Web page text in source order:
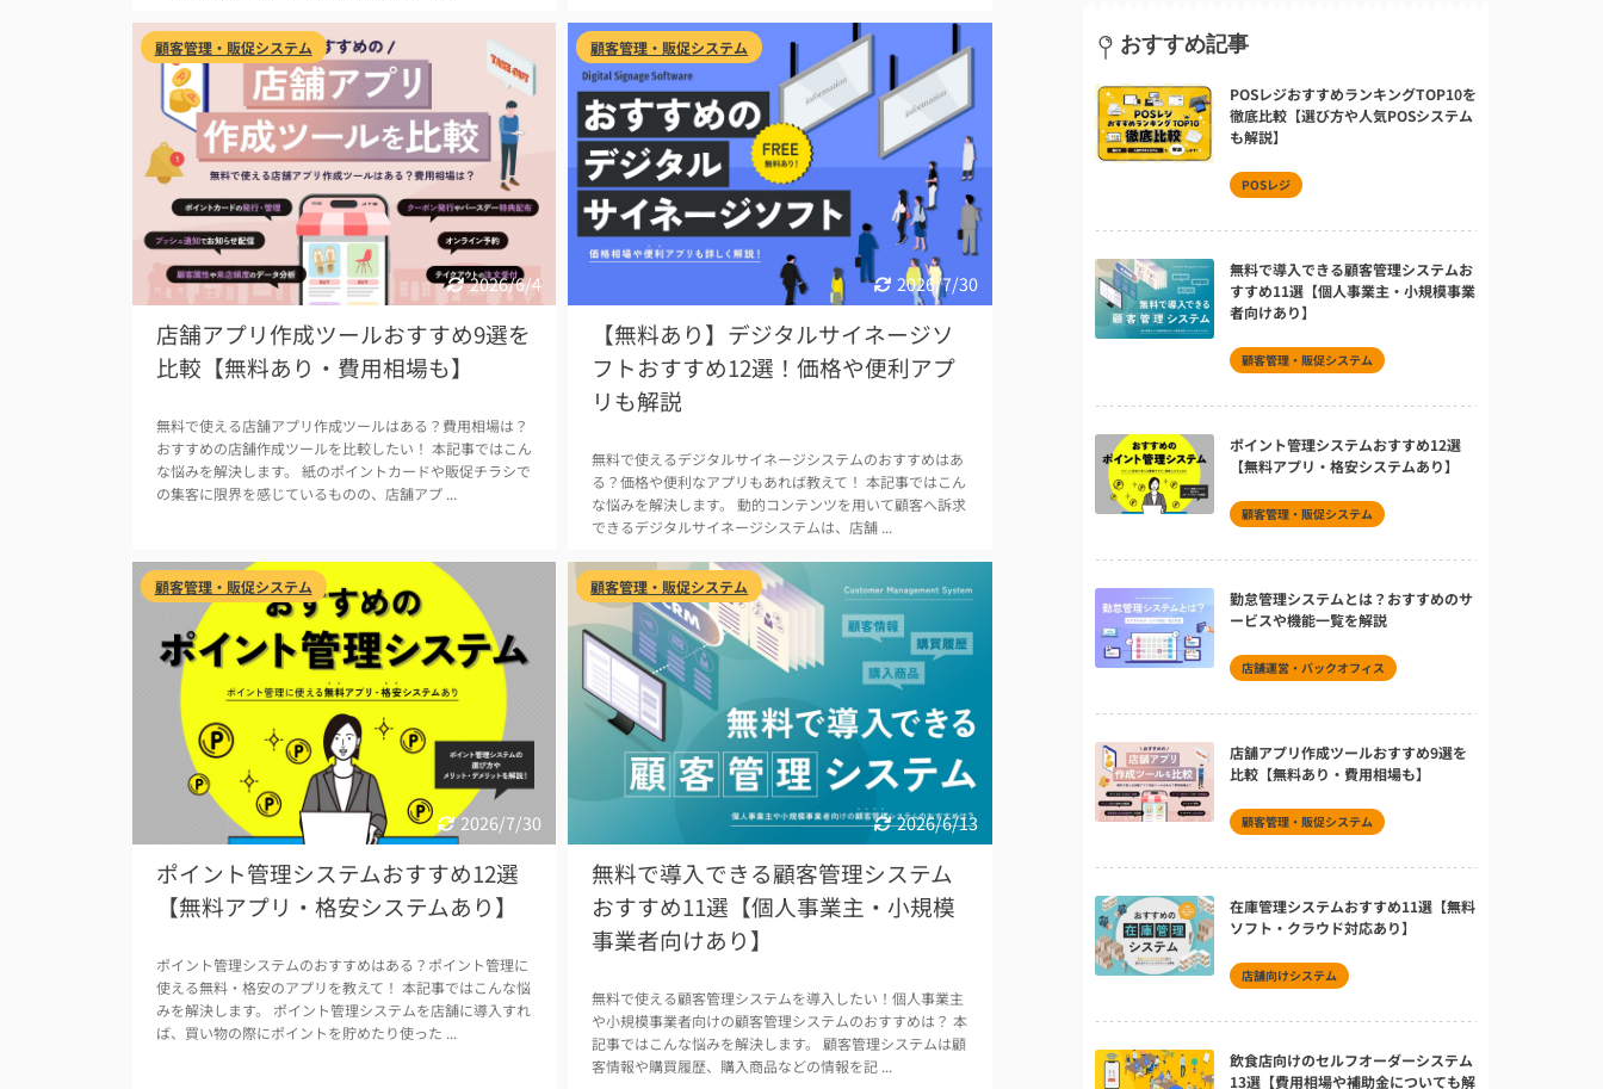
2026/6/4
顧客管理・販促システム
店舗アプリ作成ツールおすすめ9選を
比較【無料あり・費用相場も】
無料で使える店舗アプリ作成ツールはある？費用相場は？
おすすめの店舗作成ツールを比較したい！ 本記事ではこん
な悩みを解決します。 紙のポイントカードや販促チラシで
の集客に限界を感じているものの、店舗アプ ...
2026/7/30
顧客管理・販促システム
【無料あり】デジタルサイネージソ
フトおすすめ12選！価格や便利アプ
リも解説
無料で使えるデジタルサイネージシステムのおすすめはあ
る？価格や便利なアプリもあれば教えて！ 本記事ではこん
な悩みを解決します。 動的コンテンツを用いて顧客へ訴求
できるデジタルサイネージシステムは、店舗 ...
2026/7/30
顧客管理・販促システム
ポイント管理システムおすすめ12選
【無料アプリ・格安システムあり】
ポイント管理システムのおすすめはある？ポイント管理に
使える無料・格安のアプリを教えて！ 本記事ではこんな悩
みを解決します。 ポイント管理システムを店舗に導入すれ
ば、買い物の際にポイントを貯めたり使った ...
2026/6/13
顧客管理・販促システム
無料で導入できる顧客管理システム
おすすめ11選【個人事業主・小規模
事業者向けあり】
無料で使える顧客管理システムを導入したい！個人事業主
や小規模事業者向けの顧客管理システムのおすすめは？ 本
記事ではこんな悩みを解決します。 顧客管理システムは顧
客情報や購買履歴、購入商品などの情報を記 ...
おすすめ記事
POSレジおすすめランキングTOP10を
徹底比較【選び方や人気POSシステム
も解説】
POSレジ
無料で導入できる顧客管理システムお
すすめ11選【個人事業主・小規模事業
者向けあり】
顧客管理・販促システム
ポイント管理システムおすすめ12選
【無料アプリ・格安システムあり】
顧客管理・販促システム
勤怠管理システムとは？おすすめのサ
ービスや機能一覧を解説
店舗運営・バックオフィス
店舗アプリ作成ツールおすすめ9選を
比較【無料あり・費用相場も】
顧客管理・販促システム
在庫管理システムおすすめ11選【無料
ソフト・クラウド対応あり】
店舗向けシステム
飲食店向けのセルフオーダーシステム
13選【費用相場や補助金についても解